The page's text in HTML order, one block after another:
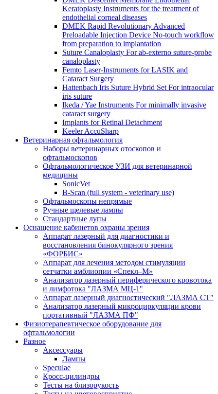
Keratoplasty Instruments for the treatment of
endothelial corneal diseases
DMEK Rapid Revolutionary Advanced
Preloadable Injection Device No-touch workflow
from preparation to implantation
Suture Canaloplasty For ab-externo suture-probe
canaloplasty
Femto Laser-Instruments for LASIK and
Cataract Surgery
Hattenbach Iris Suture Hybrid Set For intraocular
iris suture
Ikeda / Yae Instruments For minimally invasive
cataract surgery
Implants for Retinal Detachment
Keeler AccuSharp
Ветеринарная офтальмология
Наборы ветеринарных отоскопов и
офтальмоскопов
Офтальмологическое УЗИ для ветеринарной
медицины
SonicVet
B-Scan (full system - veterinary use)
Офтальмоскопы непрямые
Ручные щелевые лампы
Стандартные лупы
Оснащение кабинетов охраны зрения
Аппарат лазерный для диагностики и
восстановления бинокулярного зрения
«ФОРБИС»
Аппарат для лечения методом стимуляции
сетчатки амблиопии «Спекл–М»
Анализатор лазерный периферического кровотока
и лимфотока "ЛАЗМА МЦ-1"
Аппарат лазерный диагностический "ЛАЗМА СТ"
Анализатор лазерный микроциркуляции крови
портативный "ЛАЗМА ПФ"
Физиотерапевтическое оборудование для
офтальмологии
Разное
Аксессуары
Лампы
Speculae
Кросс-цилиндры
Тесты на близорукость